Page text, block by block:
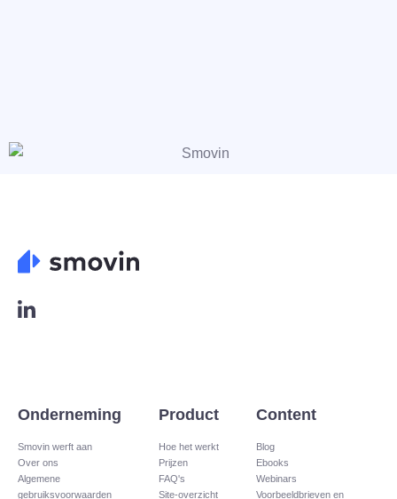
L
n
e
d
i
Onderneming
Smovin werft aan
Over ons
Algemene
gebruiksvoorwaarden
Product
Hoe het werkt
Prijzen
FAQ's
Site-overzicht​
Content
Blog
Ebooks
Webinars
Voorbeeldbrieven en